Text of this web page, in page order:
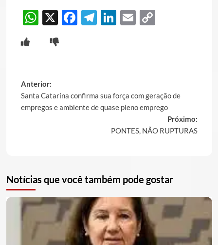
WhatsApp
X Facebook
Telegram
LinkedIn
EmailCopy
Post
navigation
Anterior:
Santa Catarina confirma sua força com geração de
empregos e ambiente de quase pleno emprego
Próximo:
PONTES, NÃO RUPTURAS
Notícias que você também pode gostar